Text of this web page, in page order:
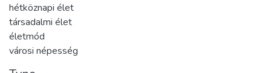
hétköznapi élet
társadalmi élet
életmód
városi népesség